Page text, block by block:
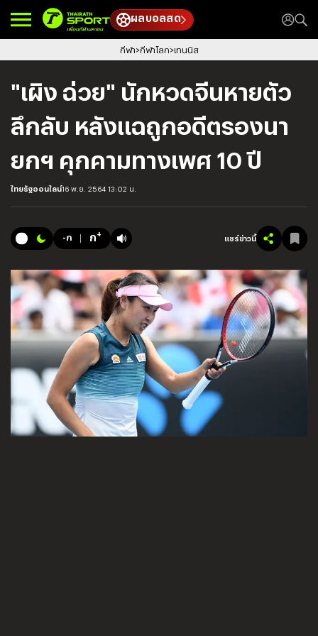
ผลบอลสด
กีฬา กีฬาโลก เทนนิส
"เผิง ฉ่วย" นักหวดจีนหายตัว
ลึกลับ หลังแฉถูกอดีตรองนา
ยกฯ คุกคามทางเพศ 10 ปี
ไทยรัฐออนไลน์16 พ.ย. 2564 13:02 น.
-ก ก+ แชร์ข่าวนี้